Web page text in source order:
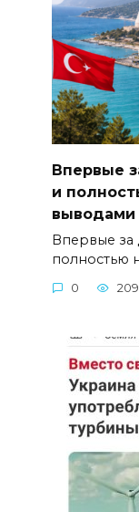
Впервые
и
выводами
Впервые за
полностью
0 209